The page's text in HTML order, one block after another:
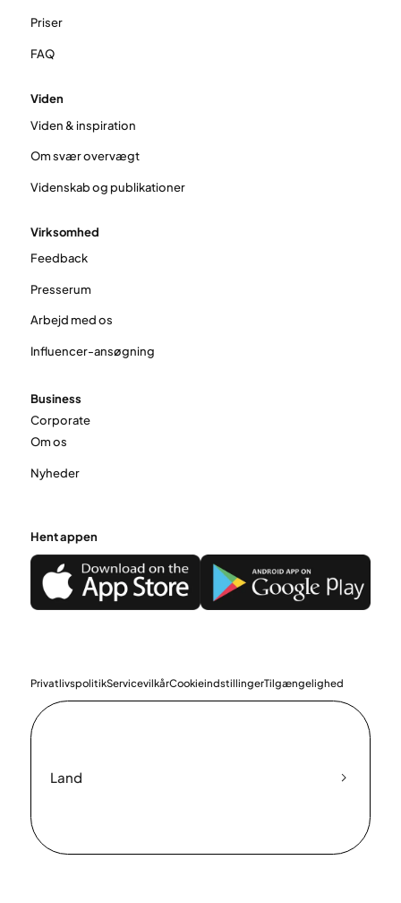
Priser
FAQ
Viden
Viden & inspiration
Om svær overvægt
Videnskab og publikationer
Virksomhed
Feedback
Presserum
Arbejd med os
Influencer-ansøgning
Business
Corporate
Om os
Nyheder
Hent appen
PrivatlivspolitikServicevilkårCookieindstillingerTilgængelighed
Land